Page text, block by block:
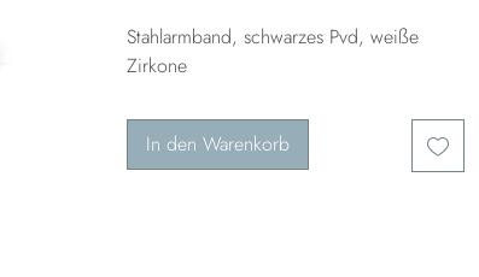
Stahlarmband, schwarzes Pvd, weiße
Zirkone
In den Warenkorb